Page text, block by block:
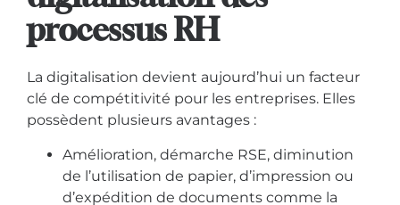
processus RH
La digitalisation devient aujourd’hui un facteur
clé de compétitivité pour les entreprises. Elles
possèdent plusieurs avantages :
Amélioration, démarche RSE, diminution
de l’utilisation de papier, d’impression ou
d’expédition de documents comme la